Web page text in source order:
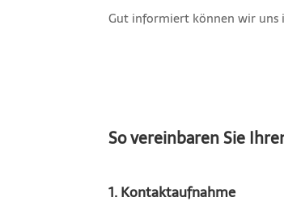
Gut informiert können wir uns
So vereinbaren Sie
1. Kontaktaufnahme